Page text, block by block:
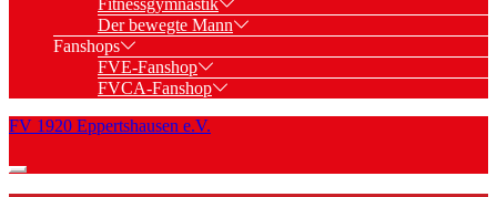
Fitnessgymnastik
Der bewegte Mann
Fanshops
FVE-Fanshop
FVCA-Fanshop
FV 1920 Eppertshausen e.V.